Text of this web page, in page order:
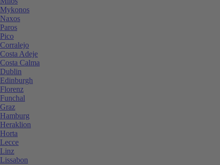
Mykonos
Naxos
Paros
Pico
Corralejo
Costa Adeje
Costa Calma
Dublin
Edinburgh
Florenz
Funchal
Graz
Hamburg
Heraklion
Horta
Lecce
Linz
Lissabon